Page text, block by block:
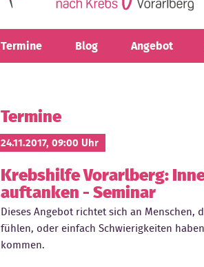
Termine Blog Angebot
Termine
24.11.2017, 09:00 Uhr
Krebshilfe Vorarlberg:
auftanken - Seminar
Dieses Angebot richtet sich an Menschen,
fühlen, oder einfach Schwierigkeiten
kommen.